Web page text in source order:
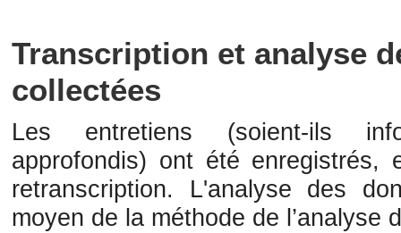
Transcription et analyse
collectées
Les entretiens (soient-ils
approfondis) ont été
retranscription. L'analyse des
moyen de la méthode de l’analyse